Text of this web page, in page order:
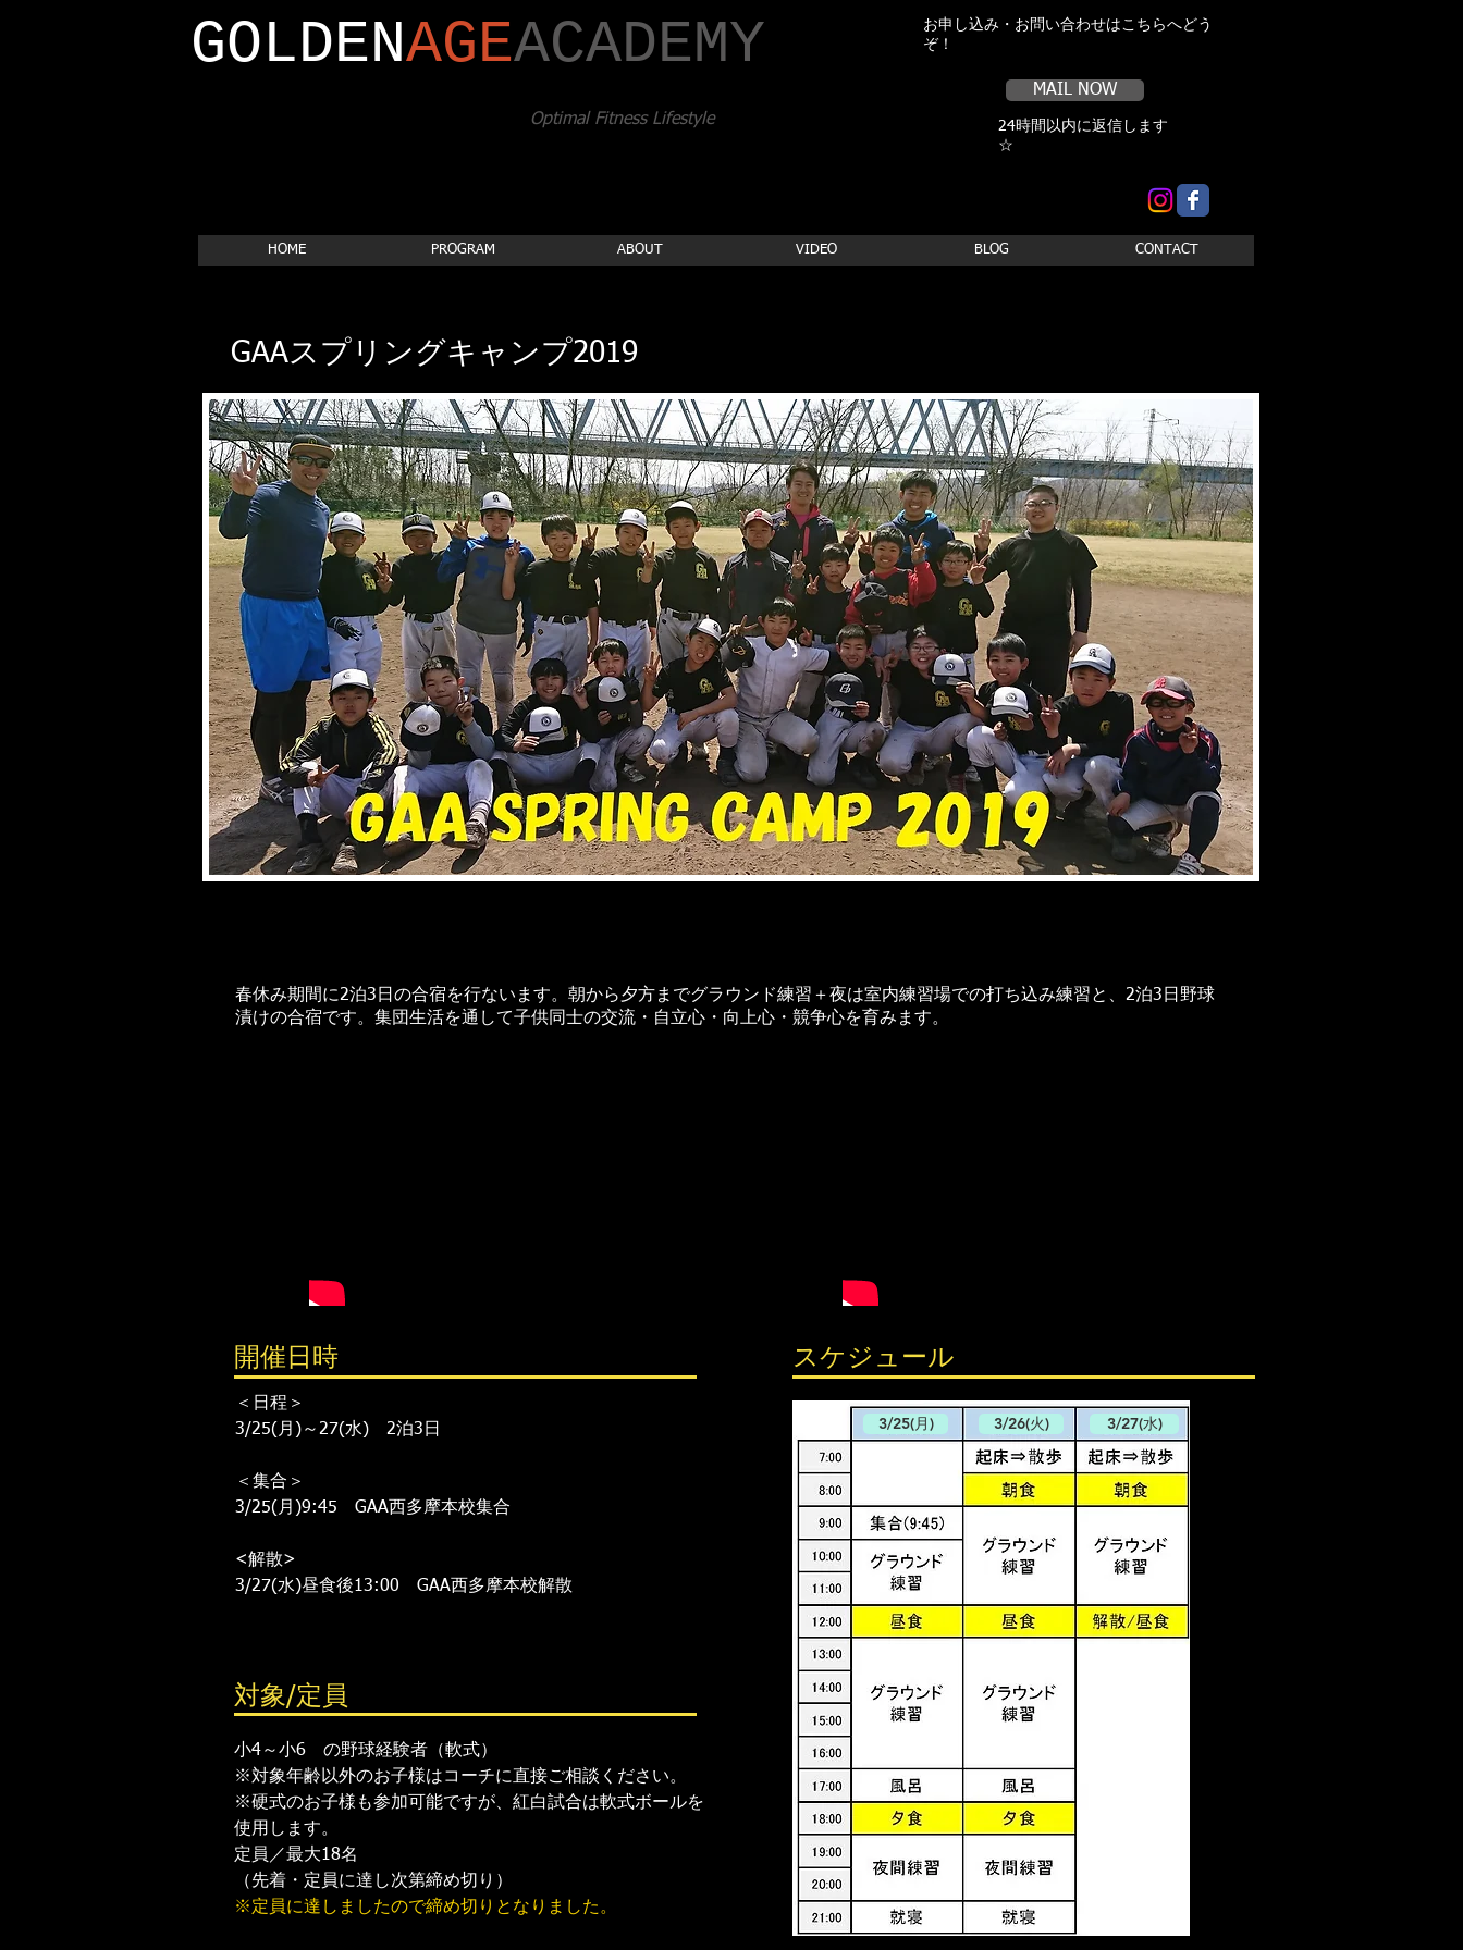
GOLDENAGE​ACADEMY
お申し込み・お問い合わせはこちらへどう
ぞ！
MAIL NOW
Optimal Fitness Lifestyle
24時間以内に返信します
☆
HOME PROGRAM ABOUT VIDEO BLOG CONTACT
GAAスプリングキャンプ2019
春休み期間に2泊3日の合宿を行ないます。朝から夕方までグラウンド練習＋夜は室内練習場での打ち込み練習と、2泊3日野球
漬けの合宿です。集団生活を通して子供同士の交流・自立心・向上心・競争心を育みます。
開催日時
＜日程＞
3/25(月)～27(水) 2泊3日
＜集合＞
3/25(月)9:45 GAA西多摩本校集合
<解散>
​3/27(水)昼食後13:00 GAA西多摩本校解散
対象/定員
小4～小6 の野球経験者（軟式）
※対象年齢以外のお子様はコーチに直接ご相談ください。
※硬式のお子様も参加可能ですが、紅白試合は軟式ボールを
使用します。
定員／最大18名
（先着・定員に達し次第締め切り）
※定員に達しましたので締め切りとなりました。
スケジュール
3/25(月) 3/26(火) 3/27(水)